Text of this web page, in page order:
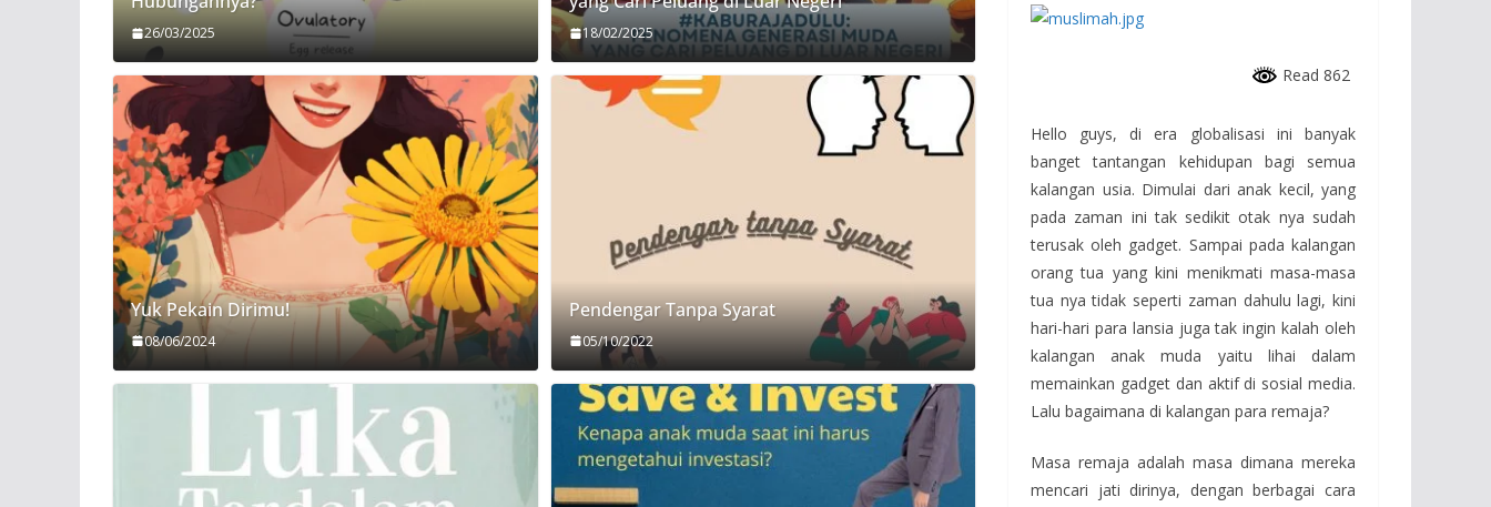
Read 862
Hello guys, di era globalisasi ini banyak
banget tantangan kehidupan bagi semua
kalangan usia. Dimulai dari anak kecil, yang
pada zaman ini tak sedikit otak nya sudah
terusak oleh gadget. Sampai pada kalangan
orang tua yang kini menikmati masa-masa
tua nya tidak seperti zaman dahulu lagi, kini
hari-hari para lansia juga tak ingin kalah oleh
kalangan anak muda yaitu lihai dalam
memainkan gadget dan aktif di sosial media.
Lalu bagaimana di kalangan para remaja?
Masa remaja adalah masa dimana mereka
mencari jati dirinya, dengan berbagai cara
26/03/2025 18/02/2025
Yuk Pekain Dirimu!
08/06/2024
Pendengar Tanpa Syarat
05/10/2022